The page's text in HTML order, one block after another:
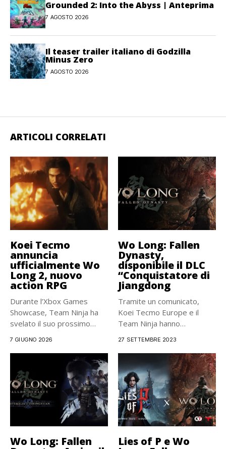
Grounded 2: Into the Abyss | Anteprima
7 AGOSTO 2026
Il teaser trailer italiano di Godzilla
Minus Zero
7 AGOSTO 2026
ARTICOLI CORRELATI
Koei Tecmo
annuncia
ufficialmente Wo
Long 2, nuovo
action RPG
Durante l’Xbox Games
Showcase, Team Ninja ha
svelato il suo prossimo
7 GIUGNO 2026
Wo Long: Fallen
Dynasty,
disponibile il DLC
“Conquistatore di
Jiangdong
Tramite un comunicato,
Koei Tecmo Europe e il
Team Ninja hanno
27 SETTEMBRE 2023
Wo Long: Fallen Lies of P e Wo